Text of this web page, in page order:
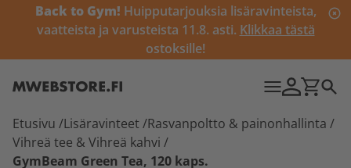
Back to Gym! Huipputarjouksia lisäravinteista,
vaatteista ja varusteista 11.8. asti. Klikkaa tästä
ostoksille!
Etusivu /Lisäravinteet /Rasvanpoltto & painonhallinta /
Vihreä tee & Vihreä kahvi /
GymBeam Green Tea, 120 kaps.